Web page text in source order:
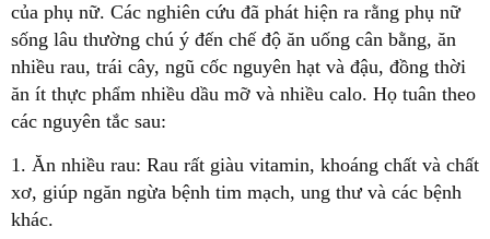
của phụ nữ. Các nghiên cứu đã phát hiện ra rằng phụ nữ
sống lâu thường chú ý đến chế độ ăn uống cân bằng, ăn
nhiều rau, trái cây, ngũ cốc nguyên hạt và đậu, đồng thời
ăn ít thực phẩm nhiều dầu mỡ và nhiều calo. Họ tuân theo
các nguyên tắc sau:
1. Ăn nhiều rau: Rau rất giàu vitamin, khoáng chất và chất
xơ, giúp ngăn ngừa bệnh tim mạch, ung thư và các bệnh
khác.